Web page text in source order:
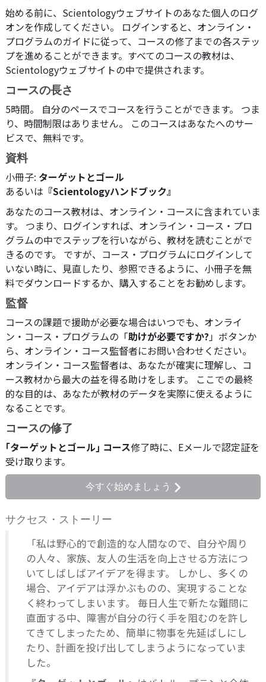
始める前に、Scientologyウェブサイトのあなた個人のログ
オンを作成してください。 ログインすると、オンライン・
プログラムのガイドに従って、コースの修了までの各ステッ
プを進めることができます。すべてのコースの教材は、
Scientologyウェブサイトの中で提供されます。
コースの長さ
5時間。 自分のペースでコースを行うことができます。 つま
り、時間制限はありません。 このコースはあなたへのサー
ビスで、無料です。
資料
小冊子: ターゲットとゴール
あるいは 『Scientologyハンドブック』
あなたのコース教材は、オンライン・コースに含まれていま
す。 つまり、ログインすれば、オンライン・コース・プロ
グラムの中でステップを行いながら、教材を読むことがで
きるのです。 ですが、コース・プログラムにログインして
いない時に、見直したり、参照できるように、小冊子を無
料でダウンロードするか、購入することをお勧めします。
監督
コースの課題で援助が必要な場合はいつでも、オンライ
ン・コース・プログラムの「助けが必要ですか? 」ボタンか
ら、オンライン・コース監督者にお問い合わせください。
オンライン・コース監督者は、あなたが確実に理解し、コ
ース教材から最大の益を得る助けをします。 ここでの最終
的な目的は、あなたが教材のデータを実際に使えるように
なることです。
コースの修了
｢ターゲットとゴール｣ コース修了時に、 Eメールで認定証を
受け取ります。
今すぐ始めましょう
サクセス・ストーリー
「私は野心的で創造的な人間なので、自分や周り
の人々、家族、友人の生活を向上させる方法につ
いてしばしばアイデアを得ます。 しかし、多くの
場合、アイデアは浮かぶものの、実現することな
く終わってしまいます。 毎日人生で新たな難問に
直面する中、障害が自分の行く手を阻むのを許し
てきてしまったため、簡単に物事を先延ばしにし
たり、計画を投げ出してしまうようになっていま
した。